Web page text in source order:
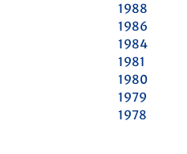
1988
1986
1984
1981
1980
1979
1978